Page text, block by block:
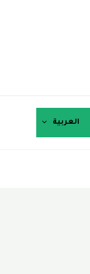
العربية